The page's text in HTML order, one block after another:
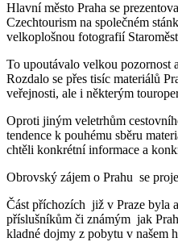
Hlavní město Praha se
Czechtourism na společném
velkoplošnou fotografií
To upoutávalo velkou pozornost
Rozdalo se přes tisíc materiálů
veřejnosti, ale i některým
Oproti jiným veletrhům
tendence k pouhému sběru
chtěli konkrétní informace a
Obrovský zájem o Prahu se
Část příchozích již v Praze byla
příslušníkům či známým jak
kladné dojmy z pobytu v našem